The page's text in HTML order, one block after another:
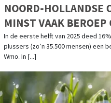
NOORD-HOLLANDSE
MINST VAAK BEROEP
HUISHOUDELIJKE
In de eerste helft van 2025 deed
plussers (zo’n 35.500 mensen) een
Wmo. In [...]